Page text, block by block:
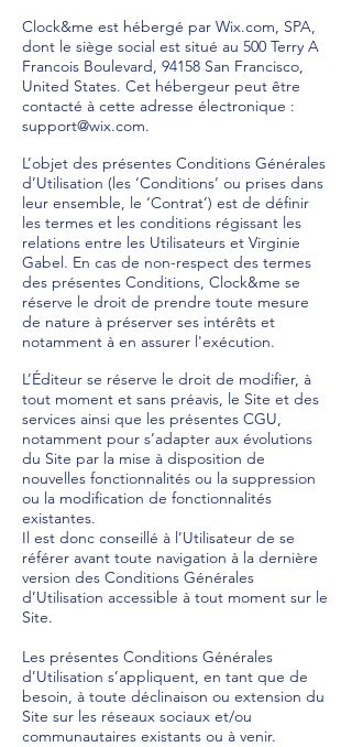
Clock&me est hébergé par Wix.com, SPA,
dont le siège social est situé au 500 Terry A
Francois Boulevard, 94158 San Francisco,
United States. Cet hébergeur peut être
contacté à cette adresse électronique :
support@wix.com.
L’objet des présentes Conditions Générales
d’Utilisation (les ‘Conditions’ ou prises dans
leur ensemble, le ‘Contrat’) est de définir
les termes et les conditions régissant les
relations entre les Utilisateurs et Virginie
Gabel. En cas de non-respect des termes
des présentes Conditions, Clock&me se
réserve le droit de prendre toute mesure
de nature à préserver ses intérêts et
notamment à en assurer l'exécution.
L’Éditeur se réserve le droit de modifier, à
tout moment et sans préavis, le Site et des
services ainsi que les présentes CGU,
notamment pour s’adapter aux évolutions
du Site par la mise à disposition de
nouvelles fonctionnalités ou la suppression
ou la modification de fonctionnalités
existantes.
Il est donc conseillé à l’Utilisateur de se
référer avant toute navigation à la dernière
version des Conditions Générales
d’Utilisation accessible à tout moment sur le
Site.
Les présentes Conditions Générales
d’Utilisation s’appliquent, en tant que de
besoin, à toute déclinaison ou extension du
Site sur les réseaux sociaux et/ou
communautaires existants ou à venir.